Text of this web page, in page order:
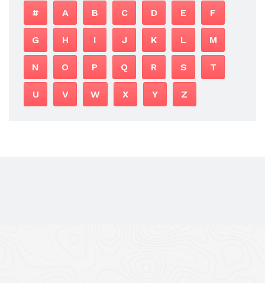
# A B C D E F
G H I J K L M
N O P Q R S T
U V W X Y Z